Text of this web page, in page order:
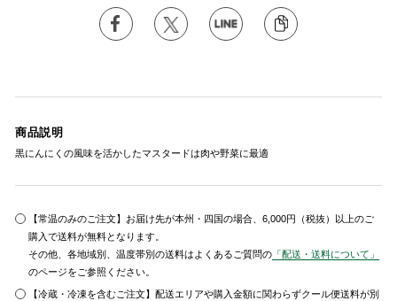
商品説明
黒にんにくの風味を活かしたマスタードは肉や野菜に最適
【常温のみのご注文】お届け先が本州・四国の場合、6,000円（税抜）以上のご
購入で送料が無料となります。
その他、各地域別、温度帯別の送料はよくあるご質問の 「配送・送料について」
のページをご参照ください。
【冷蔵・冷凍を含むご注文】配送エリアや購入金額に関わらずクール便送料が別